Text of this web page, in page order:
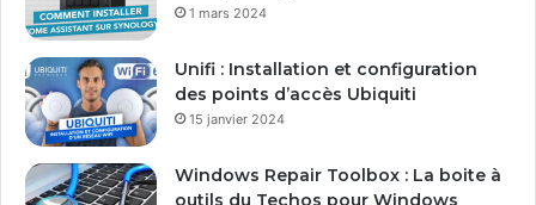
e
m
a
1 mars 2024
Unifi : Installation et configuration
des points d’accès Ubiquiti
15 janvier 2024
Windows Repair Toolbox : La boite à
outils du Techos pour Windows